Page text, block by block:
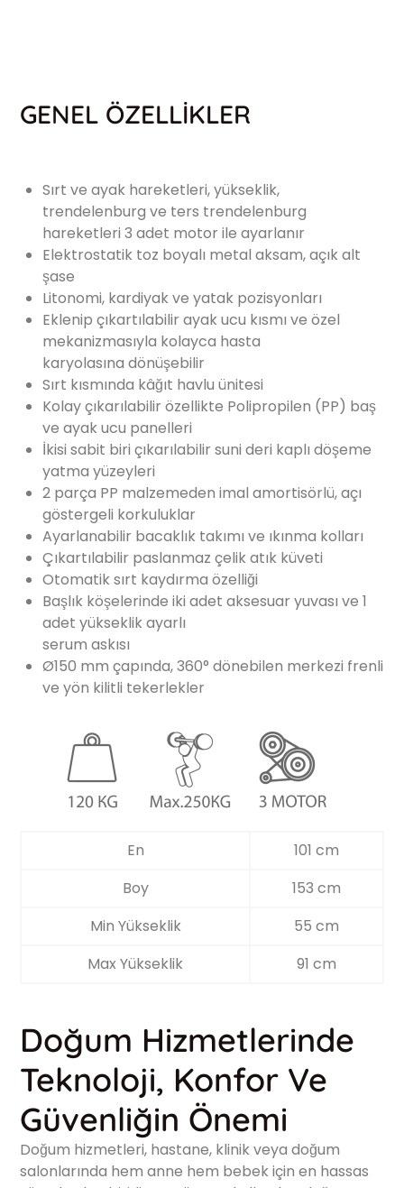
GENEL ÖZELLİKLER
Sırt ve ayak hareketleri, yükseklik,
trendelenburg ve ters trendelenburg
hareketleri 3 adet motor ile ayarlanır
Elektrostatik toz boyalı metal aksam, açık alt
şase
Litonomi, kardiyak ve yatak pozisyonları
Eklenip çıkartılabilir ayak ucu kısmı ve özel
mekanizmasıyla kolayca hasta
karyolasına dönüşebilir
Sırt kısmında kâğıt havlu ünitesi
Kolay çıkarılabilir özellikte Polipropilen (PP) baş
ve ayak ucu panelleri
İkisi sabit biri çıkarılabilir suni deri kaplı döşeme
yatma yüzeyleri
2 parça PP malzemeden imal amortisörlü, açı
göstergeli korkuluklar
Ayarlanabilir bacaklık takımı ve ıkınma kolları
Çıkartılabilir paslanmaz çelik atık küveti
Otomatik sırt kaydırma özelliği
Başlık köşelerinde iki adet aksesuar yuvası ve 1
adet yükseklik ayarlı
serum askısı
Ø150 mm çapında, 360° dönebilen merkezi frenli
ve yön kilitli tekerlekler
En
101 cm
Boy
153 cm
Min Yükseklik
55 cm
Max Yükseklik
91 cm
Doğum Hizmetlerinde
Teknoloji, Konfor Ve
Güvenliğin Önemi
Doğum hizmetleri, hastane, klinik veya doğum
salonlarında hem anne hem bebek için en hassas